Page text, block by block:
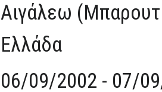
Αιγάλεω
Ελλάδα
06/09/2002 - 07/